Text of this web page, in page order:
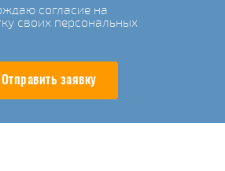
согласие на
своих персональных
Отправить заявку